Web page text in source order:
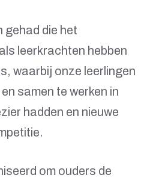
gehad die het
leerkrachten hebben
waarbij onze leerlingen
samen te werken in
hadden en nieuwe
om ouders de